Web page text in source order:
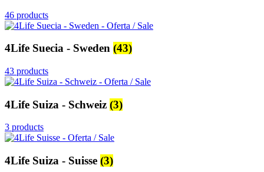
46 products
4Life Suecia - Sweden (43)
43 products
4Life Suiza - Schweiz (3)
3 products
4Life Suiza - Suisse (3)